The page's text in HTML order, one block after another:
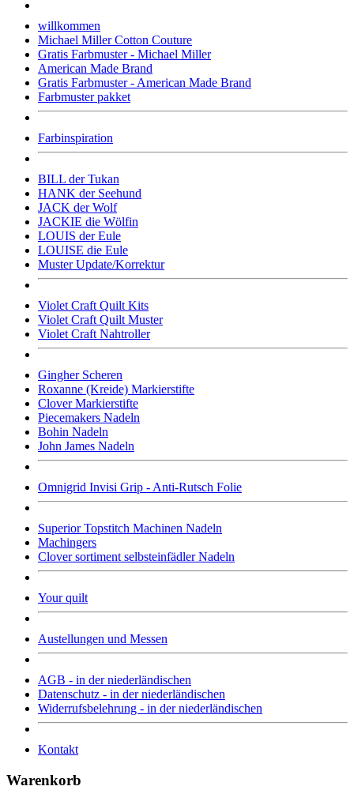
willkommen
Michael Miller Cotton Couture
Gratis Farbmuster - Michael Miller
American Made Brand
Gratis Farbmuster - American Made Brand
Farbmuster pakket
Farbinspiration
BILL der Tukan
HANK der Seehund
JACK der Wolf
JACKIE die Wölfin
LOUIS der Eule
LOUISE die Eule
Muster Update/Korrektur
Violet Craft Quilt Kits
Violet Craft Quilt Muster
Violet Craft Nahtroller
Gingher Scheren
Roxanne (Kreide) Markierstifte
Clover Markierstifte
Piecemakers Nadeln
Bohin Nadeln
John James Nadeln
Omnigrid Invisi Grip - Anti-Rutsch Folie
Superior Topstitch Machinen Nadeln
Machingers
Clover sortiment selbsteinfädler Nadeln
Your quilt
Austellungen und Messen
AGB - in der niederländischen
Datenschutz - in der niederländischen
Widerrufsbelehrung - in der niederländischen
Kontakt
Warenkorb